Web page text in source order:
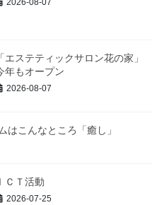
2026-08-07
「エステティックサロン花の家」
年もオープン
2026-08-07
はこんなところ「癒し」
ＩＣＴ活動
2026-07-25